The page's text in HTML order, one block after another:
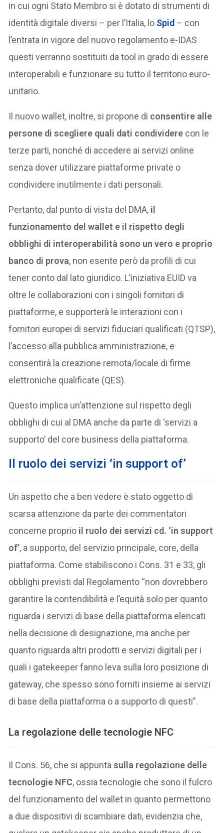
in cui ogni Stato Membro si è dotato di strumenti di
identità digitale diversi – per l’Italia, lo Spid – con
l’entrata in vigore del nuovo regolamento e-IDAS
questi verranno sostituiti da tool in grado di essere
interoperabili e funzionare su tutto il territorio euro-
unitario.
Il nuovo wallet, inoltre, si propone di consentire alle
persone di scegliere quali dati condividere con le
terze parti, nonché di accedere ai servizi online
senza dover utilizzare piattaforme private o
condividere inutilmente i dati personali.
Pertanto, dal punto di vista del DMA, il
funzionamento del wallet e il rispetto degli
obblighi di interoperabilità sono un vero e proprio
banco di prova, non esente però da profili di cui
tener conto dal lato giuridico. L’iniziativa EUID va
oltre le collaborazioni con i singoli fornitori di
piattaforme, e supporterà le interazioni con i
fornitori europei di servizi fiduciari qualificati (QTSP),
l’accesso alla pubblica amministrazione, e
consentirà la creazione remota/locale di firme
elettroniche qualificate (QES).
Questo implica un’attenzione sul rispetto degli
obblighi di cui al DMA anche da parte di ‘servizi a
supporto’ del core business della piattaforma.
Il ruolo dei servizi ‘in support of’
Un aspetto che a ben vedere è stato oggetto di
scarsa attenzione da parte dei commentatori
concerne proprio il ruolo dei servizi cd. ‘in support
of’, a supporto, del servizio principale, core, della
piattaforma. Come stabiliscono i Cons. 31 e 33, gli
obblighi previsti dal Regolamento “non dovrebbero
garantire la contendibilità e l’equità solo per quanto
riguarda i servizi di base della piattaforma elencati
nella decisione di designazione, ma anche per
quanto riguarda altri prodotti e servizi digitali per i
quali i gatekeeper fanno leva sulla loro posizione di
gateway, che spesso sono forniti insieme ai servizi
di base della piattaforma o a supporto di questi”.
La regolazione delle tecnologie NFC
Il Cons. 56, che si appuntasulla regolazione delle
tecnologie NFC, ossia tecnologie che sono il fulcro
del funzionamento del wallet in quanto permettono
a due dispositivi di scambiare dati, evidenzia che,